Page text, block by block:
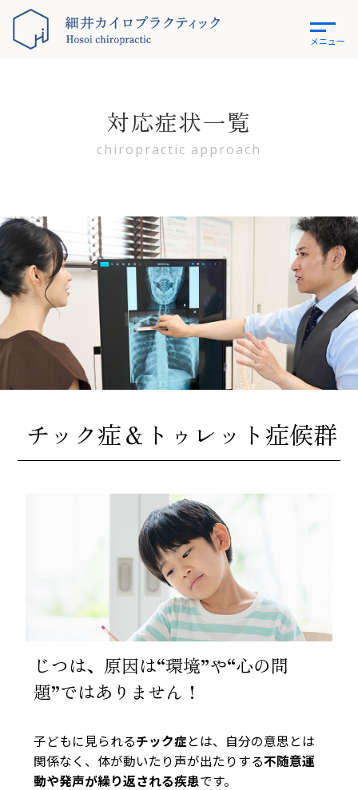
メニュー
対応症状一覧
chiropractic approach
チック症＆トゥレット症候群
じつは、原因は“環境”や“心の問
題”ではありません！
子どもに見られるチック症とは、自分の意思とは
関係なく、体が動いたり声が出たりする不随意運
動や発声が繰り返される疾患です。